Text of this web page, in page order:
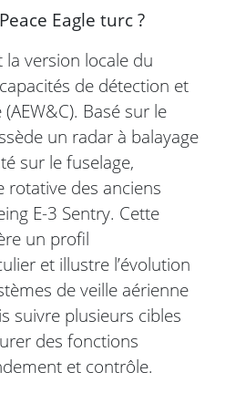
Eagle turc ?
la version locale du
de détection et
Basé sur le
un radar à balayage
sur le fuselage,
rotative des anciens
E-3 Sentry. Cette
un profil
et illustre l’évolution
de veille aérienne
suivre plusieurs cibles
des fonctions
et contrôle.